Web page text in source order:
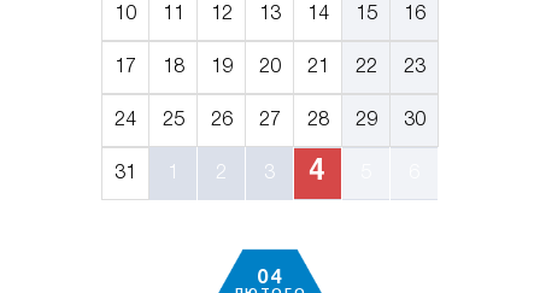
10 12 13 14 15 16
17 18 19 20 21 22 23
24 25 26 27 28 29 30
31 2 3 4
04